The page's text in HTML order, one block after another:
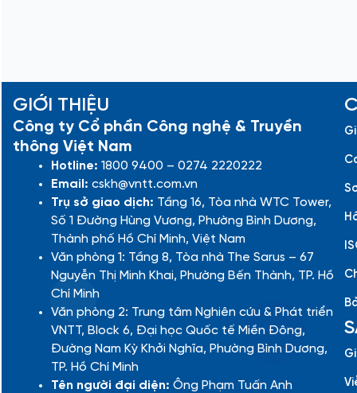
GIỚI THIỆU
Công ty Cổ phần Công nghệ & Truyền
thông Việt Nam
Hotline: 1800 9400 – 0274 2220222
Email: cskh@vntt.com.vn
Trụ sở giao dịch: Tầng 16, Tòa nhà WTC Tower,
Số 1 Đường Hùng Vương, Phường Bình Dương,
Thành phố Hồ Chí Minh, Việt Nam
Văn phòng 1: Tầng 8, Tòa nhà The Sarus – 67
Nguyễn Thị Minh Khai, Phường Bến Thành, TP. Hồ
Chí Minh
Văn phòng 2: Trung tâm Nghiên cứu & Phát triển
VNTT, Block 6, Đại học Quốc tế Miền Đông,
Đường Nam Kỳ Khởi Nghĩa, Phường Bình Dương,
TP. Hồ Chí Minh
Tên người đại diện: Ông Phạm Tuấn Anh